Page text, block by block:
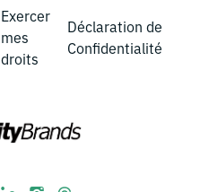
Exercer
mes
droits
Déclaration de
Confidentialité